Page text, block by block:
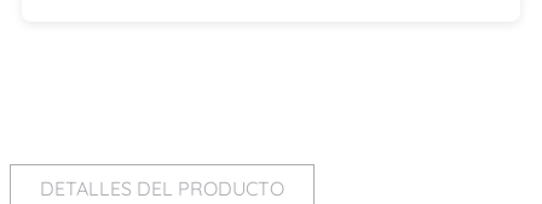
DETALLES DEL PRODUCTO